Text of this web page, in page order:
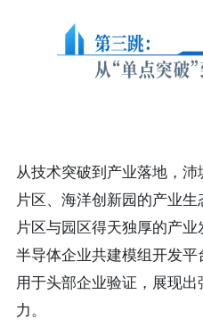
从技术突破到产业落地，
片区、海洋创新园的产业
片区与园区得天独厚的产
半导体企业共建模组开发
用于头部企业验证，展现
力。